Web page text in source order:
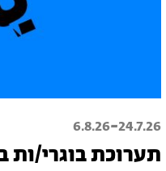
24.7.26
-
6.8.26
תערוכת בוגרי/ות